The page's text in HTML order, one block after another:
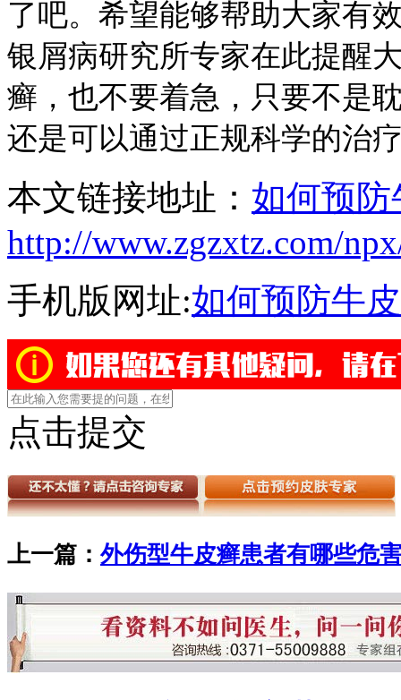
了吧。希望能够帮助大家有
银屑病研究所专家在此提醒
癣，也不要着急，只要不是
还是可以通过正规科学的治
本文链接地址： 如何预
http://www.zgzxtz.com/
手机版网址:如何预防牛
点击提交
上一篇： 外伤型牛皮癣患者有哪些危